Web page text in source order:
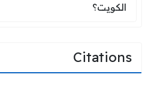
الكويت؟
Citations